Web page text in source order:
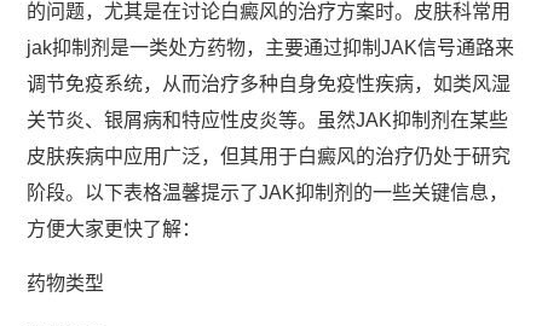
的问题，尤其是在讨论白癜风的治疗方案时。皮肤科常用
jak抑制剂是一类处方药物，主要通过抑制JAK信号通路来
调节免疫系统，从而治疗多种自身免疫性疾病，如类风湿
关节炎、银屑病和特应性皮炎等。虽然JAK抑制剂在某些
皮肤疾病中应用广泛，但其用于白癜风的治疗仍处于研究
阶段。以下表格温馨提示了JAK抑制剂的一些关键信息，
方便大家更快了解：
药物类型